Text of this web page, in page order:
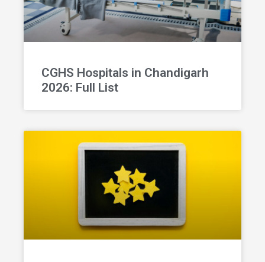
CGHS Hospitals in Chandigarh
2026: Full List